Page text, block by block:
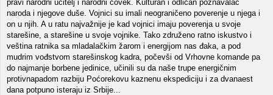
pravi narodni učitelj i narodni čovek. Kulturan i odličan poznavalac
naroda i njegove duše. Vojnici su imali neograničeno poverenje u njega i
on u njih. A u ratu najvažnije je kad vojnici imaju poverenja u svoje
starešine, a starešine u svoje vojnike. Tako združeno ratno iskustvo i
veština ratnika sa mladalačkim žarom i energijom nas đaka, a pod
mudrim vođstvom starešinskog kadra, počevši od Vrhovne komande pa
do najmanje borbene jedinice, učinili su da naše trupe energičnim
protivnapadom razbiju Poćorekovu kaznenu ekspediciju i za dvanaest
dana potpuno isteraju iz Srbije...